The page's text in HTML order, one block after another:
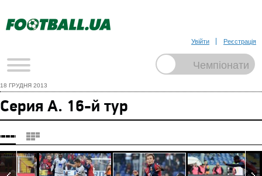
Увійти Реєстрація
18 ГРУДНЯ 2013
Серия А. 16-й тур